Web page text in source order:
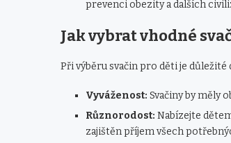
prevenci obezity a dalších
Jak vybrat vhodné
Při výběru svačin pro děti je důležité
Vyváženost: Svačiny by měly
Různorodost: Nabízejte
zajištěn příjem všech